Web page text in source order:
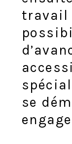
travail
se